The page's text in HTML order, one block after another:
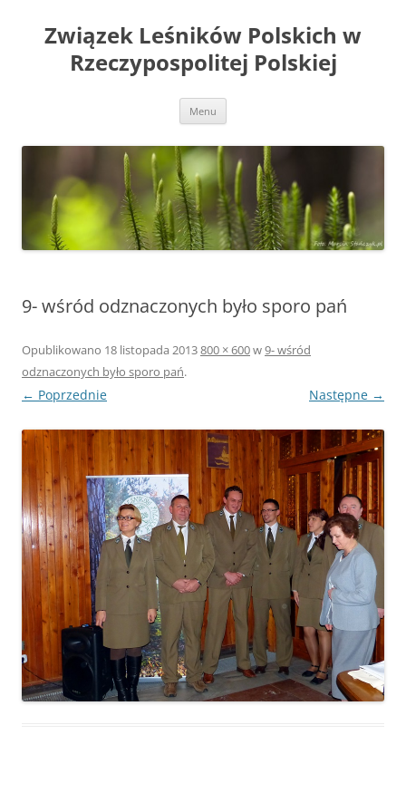
treściZwiązek Leśników Polskich w
Rzeczypospolitej Polskiej
Menu
9- wśród odznaczonych było sporo pań
Opublikowano 18 listopada 2013800 × 600w9- wśród
odznaczonych było sporo pań.
← Poprzednie Następne →